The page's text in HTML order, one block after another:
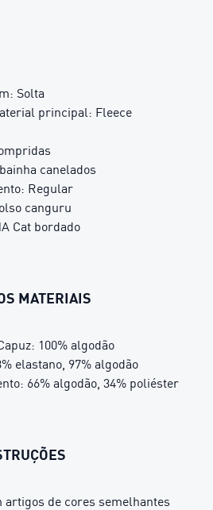
Solta
principal: Fleece
canelados
Regular
canguru
Cat bordado
MATERIAIS
100% algodão
elastano, 97% algodão
66% algodão, 34% poliéster
artigos de cores semelhantes